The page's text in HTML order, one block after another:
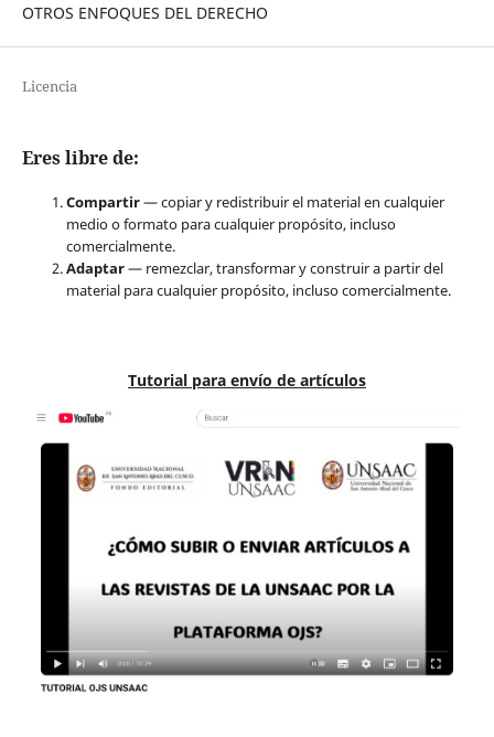
OTROS ENFOQUES DEL DERECHO
Licencia
Eres libre de:
Compartir— copiar y redistribuir el material en cualquier
medio o formato para cualquier propósito, incluso
comercialmente.
Adaptar— remezclar, transformar y construir a partir del
material para cualquier propósito, incluso comercialmente.
Tutorial para envío de artículos